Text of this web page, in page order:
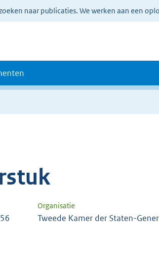
naar publicaties. We werken aan een
Organisatie
Tweede Kamer der Staten-